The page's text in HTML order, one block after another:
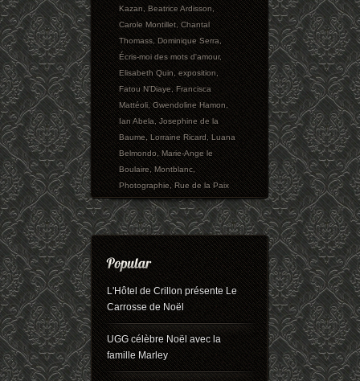
Kazan,Beatrice Ardisson,
Carole Montillet,Chantal
Thomass,Dominique Serra,
Écris-moi des mots d'amour,
Elisabeth Quin,exposition,
Fatou N’Diaye,Francisca
Mattéoli,Gwendoline Hamon,
Ian Abela,Josephine de la
Baume,Lorraine Ricard,Luana
Belmondo,Marie-Ange le
Boulaire,Montblanc,
Photographie,Rue de la Paix
L'Hôtel de Crillon présente Le
Carrosse de Noël
UGG célèbre Noël avec la
famille Marley